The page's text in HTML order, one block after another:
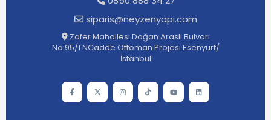
siparis@neyzenyapi.com
Zafer Mahallesi Doğan Araslı Bulvarı
No:95/1 NCadde Ottoman Projesi Esenyurt/
İstanbul